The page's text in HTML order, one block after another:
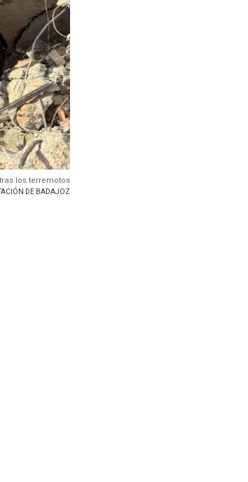
los terremotos
DE BADAJOZ